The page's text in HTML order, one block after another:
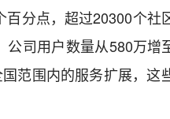
分点，超过20300个社
司用户数量从580万增
范围内的服务扩展，这